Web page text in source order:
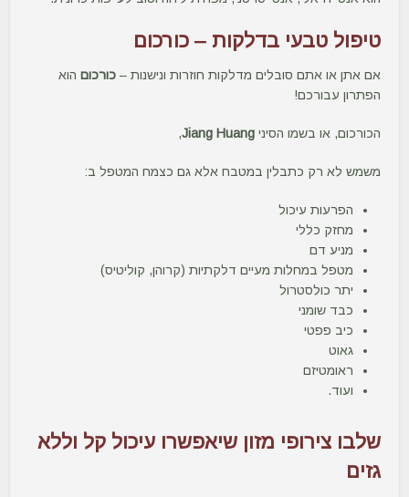
טיפול טבעי בדלקות – כורכום
אם אתן או אתם סובלים מדלקות חוזרות ונישנות –כורכום הוא
הפתרון עבורכם!
הכורכום, או בשמו הסיני Jiang Huang
,
משמש לא רק כתבלין במטבח אלא גם כצמח המטפל ב:
הפרעות עיכול
מחזק כללי
מניע דם
מטפל במחלות מעיים דלקתיות (קרוהן, קוליטיס)
יתר כולסטרול
כבד שומני
כיב פפטי
גאוט
ראומטיזם
ועוד.
שלבו צירופי מזון שיאפשרו עיכול קל וללא
גזים